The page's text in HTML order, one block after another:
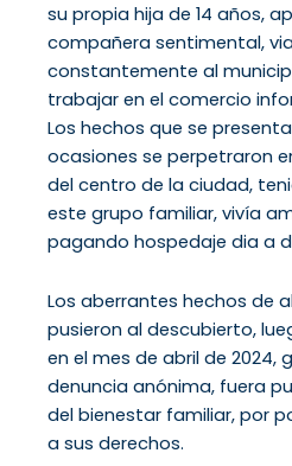
su propia hija de 14 años,
compañera sentimental,
constantemente al
trabajar en el comercio
Los hechos que se
ocasiones se perpetraron
del centro de la ciudad,
este grupo familiar, vivía
pagando hospedaje dia a
Los aberrantes hechos de
pusieron al descubierto,
en el mes de abril de 2024,
denuncia anónima, fuera
del bienestar familiar, por
a sus derechos.